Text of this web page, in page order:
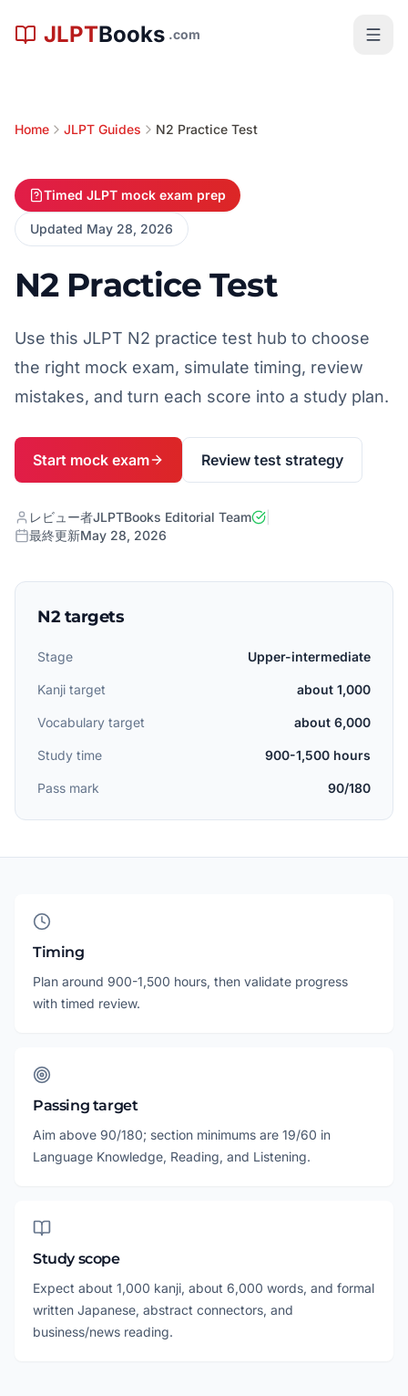
JLPTBooks .com
Home JLPT Guides N2 Practice Test
Timed JLPT mock exam prep
Updated May 28, 2026
N2 Practice Test
Use this JLPT N2 practice test hub to choose
the right mock exam, simulate timing, review
mistakes, and turn each score into a study plan.
Start mock exam Review test strategy
レビュー者JLPTBooks Editorial Team
最終更新May 28, 2026
N2 targets
Stage Upper-intermediate
Kanji target about 1,000
Vocabulary target about 6,000
Study time 900-1,500 hours
Pass mark 90/180
Timing
Plan around 900-1,500 hours, then validate progress
with timed review.
Passing target
Aim above 90/180; section minimums are 19/60 in
Language Knowledge, Reading, and Listening.
Study scope
Expect about 1,000 kanji, about 6,000 words, and formal
written Japanese, abstract connectors, and
business/news reading.